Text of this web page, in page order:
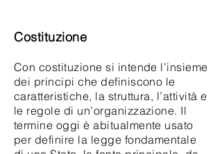
Costituzione
Con costituzione si intende l’insieme
dei principi che definiscono le
caratteristiche, la struttura, l’attività e
le regole di un’organizzazione. Il
termine oggi è abitualmente usato
per definire la legge fondamentale